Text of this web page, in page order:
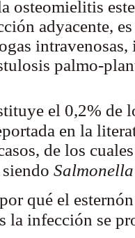
osteomielitis
adyacente,
palmo-
el 0,2% de
en la
de los
qué el
la infección se